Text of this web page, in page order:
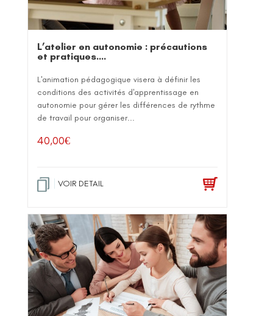
L’atelier en autonomie : précautions
et pratiques….
L'animation pédagogique visera à définir les
conditions des activités d'apprentissage en
autonomie pour gérer les différences de rythme
de travail pour organiser...
40,00€
VOIR DETAIL